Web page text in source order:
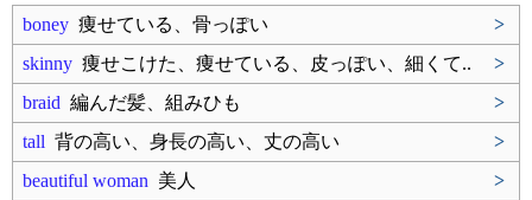
boney 痩せている、骨っぽい
>
skinny 痩せこけた、痩せている、皮っぽい、細くて..
>
braid 編んだ髪、組みひも
>
tall 背の高い、身長の高い、丈の高い
>
beautiful woman 美人
>